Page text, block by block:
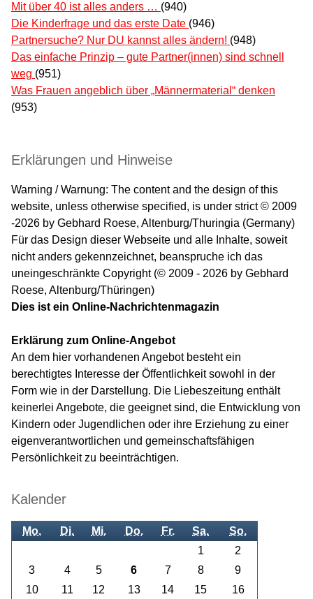
Mit über 40 ist alles anders … (940)
Die Kinderfrage und das erste Date (946)
Partnersuche? Nur DU kannst alles ändern! (948)
Das einfache Prinzip – gute Partner(innen) sind schnell
weg (951)
Was Frauen angeblich über „Männermaterial“ denken
(953)
Erklärungen und Hinweise
Warning / Warnung: The content and the design of this
website, unless otherwise specified, is under strict © 2009
-2026 by Gebhard Roese, Altenburg/Thuringia (Germany)
Für das Design dieser Webseite und alle Inhalte, soweit
nicht anders gekennzeichnet, beanspruche ich das
uneingeschränkte Copyright (© 2009 - 2026 by Gebhard
Roese, Altenburg/Thüringen)
Dies ist ein Online-Nachrichtenmagazin
Erklärung zum Online-Angebot
An dem hier vorhandenen Angebot besteht ein
berechtigtes Interesse der Öffentlichkeit sowohl in der
Form wie in der Darstellung. Die Liebeszeitung enthält
keinerlei Angebote, die geeignet sind, die Entwicklung von
Kindern oder Jugendlichen oder ihre Erziehung zu einer
eigenverantwortlichen und gemeinschaftsfähigen
Persönlichkeit zu beeinträchtigen.
Kalender
Mo. Di. Mi. Do. Fr. Sa. So.
1
2
3
4 5 6 7 8
9
10
11 12 13 14 15
16